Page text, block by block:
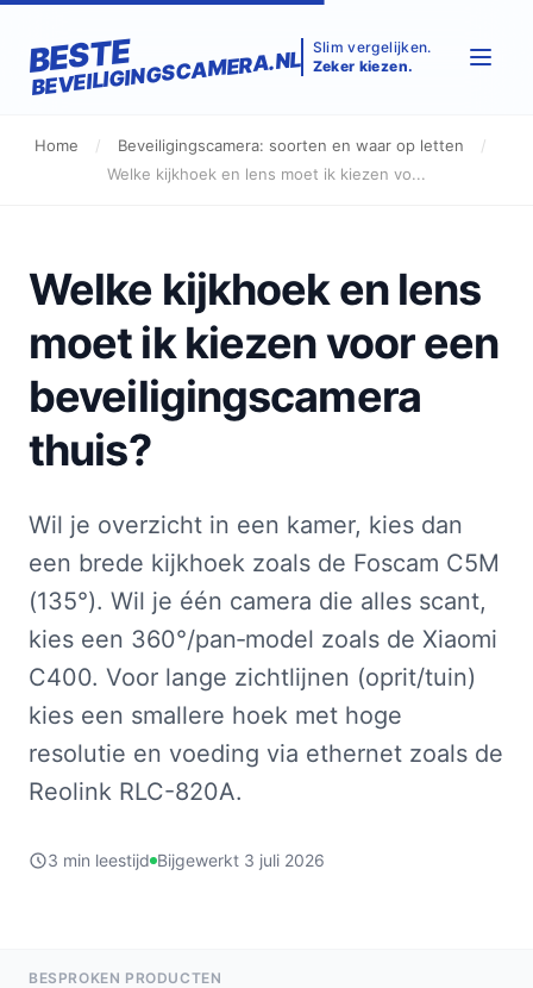
BESTE
BEVEILIGINGSCAMERA.NL Slim vergelijken.
Zeker kiezen.
Home / Beveiligingscamera: soorten en waar op letten
/
Welke kijkhoek en lens moet ik kiezen vo...
Welke kijkhoek en lens
moet ik kiezen voor een
beveiligingscamera
thuis?
Wil je overzicht in een kamer, kies dan
een brede kijkhoek zoals de Foscam C5M
(135°). Wil je één camera die alles scant,
kies een 360°/pan‑model zoals de Xiaomi
C400. Voor lange zichtlijnen (oprit/tuin)
kies een smallere hoek met hoge
resolutie en voeding via ethernet zoals de
Reolink RLC-820A.
3 min leestijd Bijgewerkt 3 juli 2026
BESPROKEN PRODUCTEN